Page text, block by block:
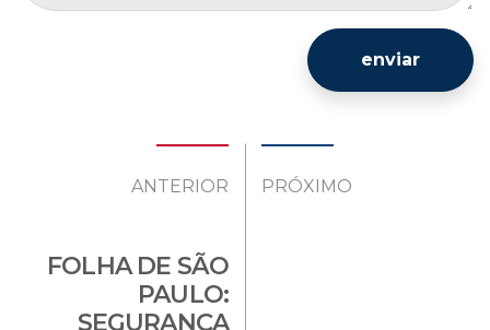
enviar
ANTERIOR
FOLHA DE SÃO
PAULO:
SEGURANÇA
PRÓXIMO